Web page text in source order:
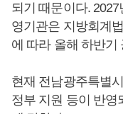
되기 때문이다.
영기관은 지방회계
에 따라 올해 하반기
현재 전남광주특별
정부 지원 등이 반영